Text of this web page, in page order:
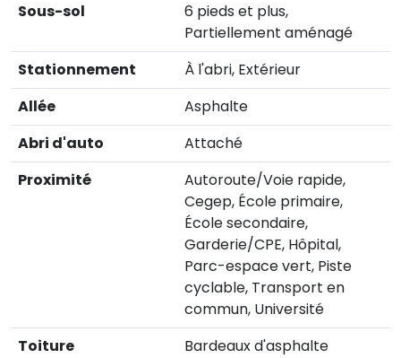
Sous-sol
6 pieds et plus,
Partiellement aménagé
Stationnement
À l'abri, Extérieur
Allée
Asphalte
Abri d'auto
Attaché
Proximité
Autoroute/Voie rapide,
Cegep, École primaire,
École secondaire,
Garderie/CPE, Hôpital,
Parc-espace vert, Piste
cyclable, Transport en
commun, Université
Toiture
Bardeaux d'asphalte